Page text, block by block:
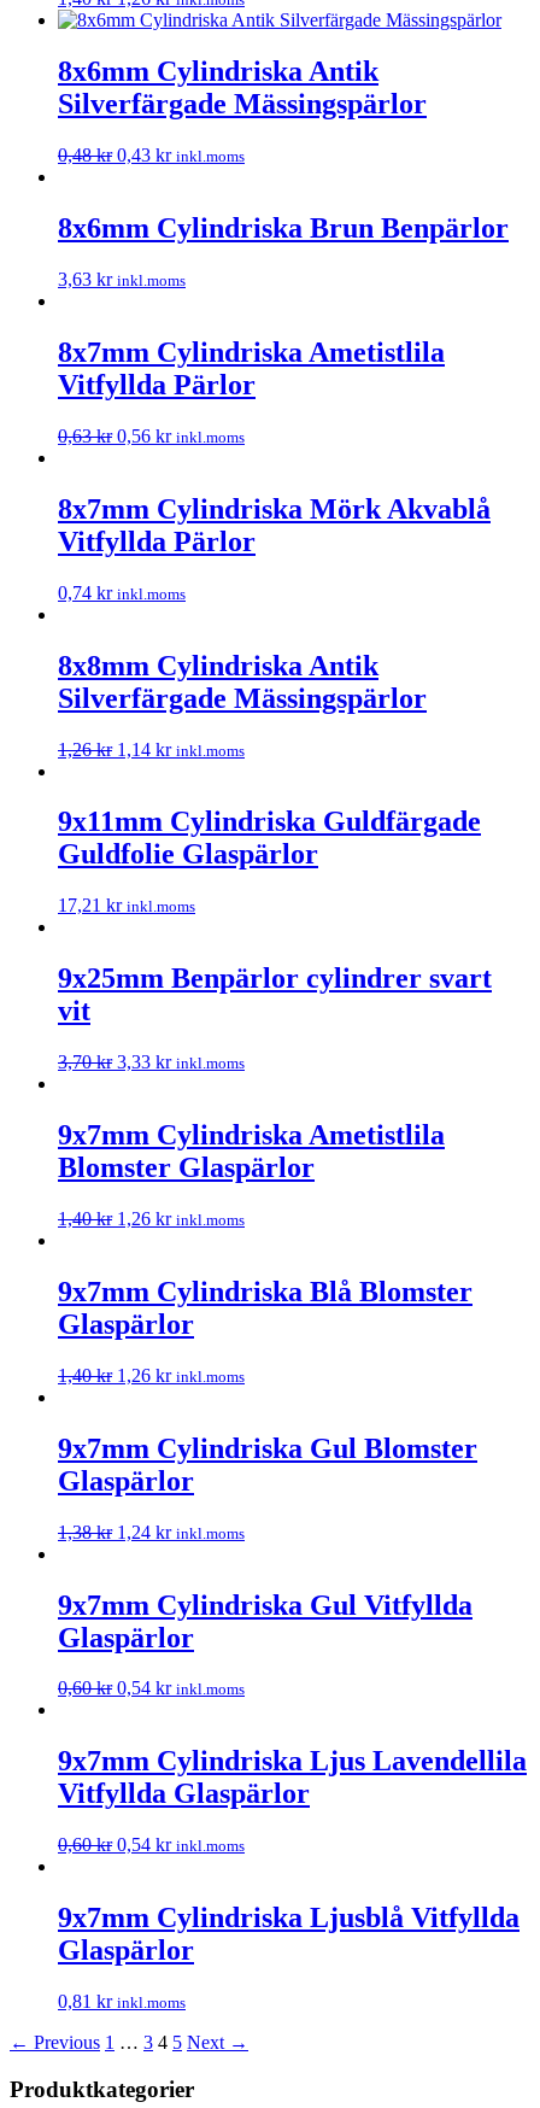
8x6mm Cylindriska Antik
Silverfärgade Mässingspärlor
0,48kr 0,43 kr inkl.moms
8x6mm Cylindriska Brun Benpärlor
3,63 kr inkl.moms
8x7mm Cylindriska Ametistlila
Vitfyllda Pärlor
0,63kr 0,56 kr inkl.moms
8x7mm Cylindriska Mörk Akvablå
Vitfyllda Pärlor
0,74 kr inkl.moms
8x8mm Cylindriska Antik
Silverfärgade Mässingspärlor
1,26kr 1,14 kr inkl.moms
9x11mm Cylindriska Guldfärgade
Guldfolie Glaspärlor
17,21 kr inkl.moms
9x25mm Benpärlor cylindrer svart
vit
3,70kr 3,33 kr inkl.moms
9x7mm Cylindriska Ametistlila
Blomster Glaspärlor
1,40kr 1,26 kr inkl.moms
9x7mm Cylindriska Blå Blomster
Glaspärlor
1,40kr 1,26 kr inkl.moms
9x7mm Cylindriska Gul Blomster
Glaspärlor
1,38kr 1,24 kr inkl.moms
9x7mm Cylindriska Gul Vitfyllda
Glaspärlor
0,60kr 0,54 kr inkl.moms
9x7mm Cylindriska Ljus Lavendellila
Vitfyllda Glaspärlor
0,60kr 0,54 kr inkl.moms
9x7mm Cylindriska Ljusblå Vitfyllda
Glaspärlor
0,81 kr inkl.moms
← Previous 1 … 3 4 5 Next →
Produktkategorier